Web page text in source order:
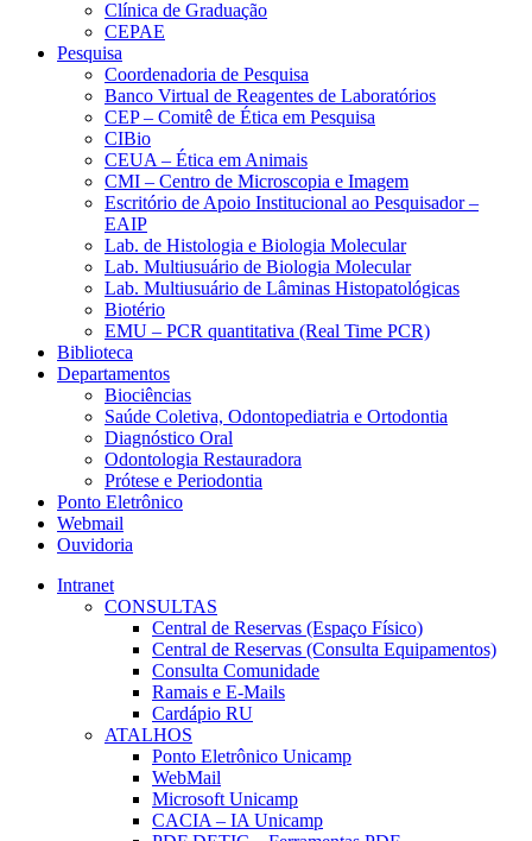
Clínica de Graduação
CEPAE
Pesquisa
Coordenadoria de Pesquisa
Banco Virtual de Reagentes de Laboratórios
CEP – Comitê de Ética em Pesquisa
CIBio
CEUA – Ética em Animais
CMI – Centro de Microscopia e Imagem
Escritório de Apoio Institucional ao Pesquisador –
EAIP
Lab. de Histologia e Biologia Molecular
Lab. Multiusuário de Biologia Molecular
Lab. Multiusuário de Lâminas Histopatológicas
Biotério
EMU – PCR quantitativa (Real Time PCR)
Biblioteca
Departamentos
Biociências
Saúde Coletiva, Odontopediatria e Ortodontia
Diagnóstico Oral
Odontologia Restauradora
Prótese e Periodontia
Ponto Eletrônico
Webmail
Ouvidoria
Intranet
CONSULTAS
Central de Reservas (Espaço Físico)
Central de Reservas (Consulta Equipamentos)
Consulta Comunidade
Ramais e E-Mails
Cardápio RU
ATALHOS
Ponto Eletrônico Unicamp
WebMail
Microsoft Unicamp
CACIA – IA Unicamp